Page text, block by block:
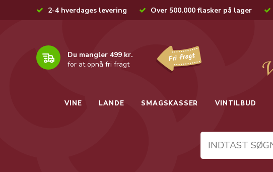
2-4 hverdages levering Over 500.000 flasker på lager
Du mangler 499 kr.
for at opnå fri fragt
VINE LANDE SMAGSKASSER VINTILBUD